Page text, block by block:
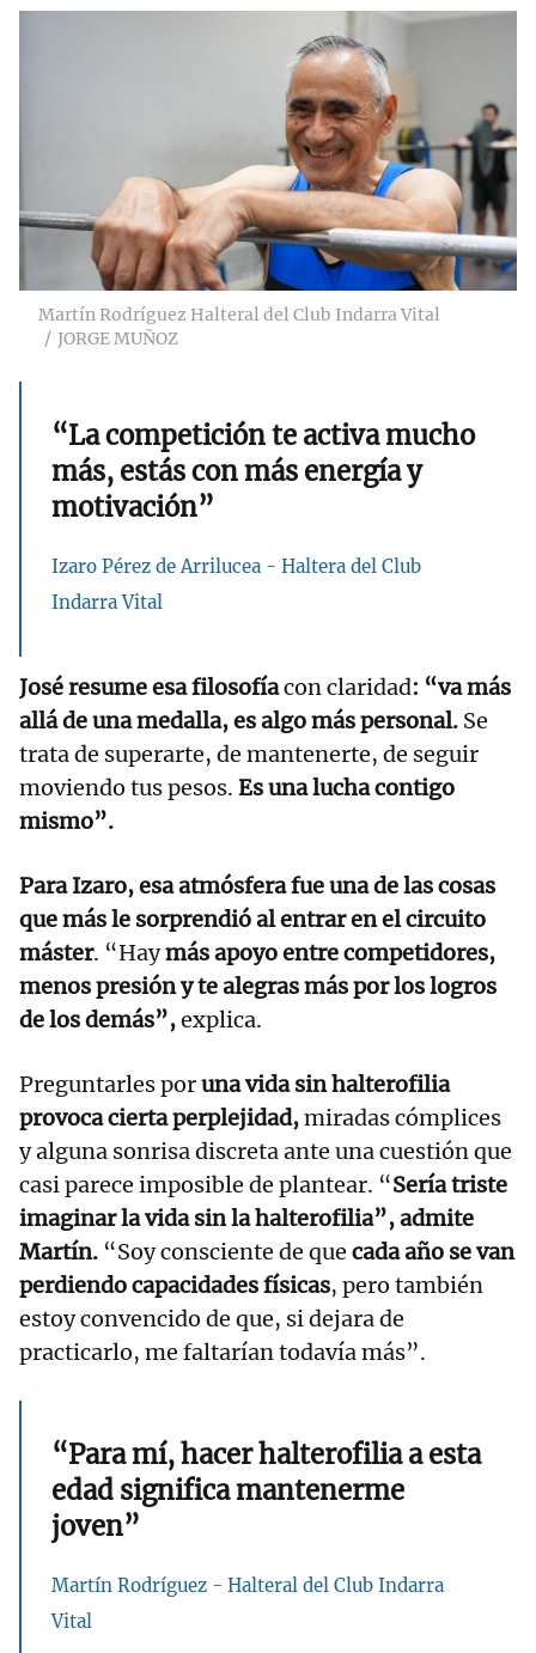
Martín Rodríguez Halteral del Club Indarra Vital
JORGE MUÑOZ
“La competición te activa mucho
más, estás con más energía y
motivación”
Izaro Pérez de Arrilucea - Haltera del Club
Indarra Vital
José resume esa filosofíacon claridad: “va más
allá de una medalla, es algo más personal. Se
trata de superarte, de mantenerte, de seguir
moviendo tus pesos. Es una lucha contigo
mismo”.
Para Izaro, esa atmósfera fue una de las cosas
que más le sorprendió al entrar en el circuito
máster. “Haymás apoyo entre competidores,
menos presión y te alegras más por los logros
de los demás”,explica.
Preguntarles poruna vida sin halterofilia
provoca cierta perplejidad,miradas cómplices
y alguna sonrisa discreta ante una cuestión que
casi parece imposible de plantear. “Sería triste
imaginar la vida sin la halterofilia”, admite
Martín. “Soy consciente de que cada año se van
perdiendo capacidades físicas, pero también
estoy convencido de que, si dejara de
practicarlo, me faltarían todavía más”.
“Para mí, hacer halterofilia a esta
edad significa mantenerme
joven”
Martín Rodríguez - Halteral del Club Indarra
Vital